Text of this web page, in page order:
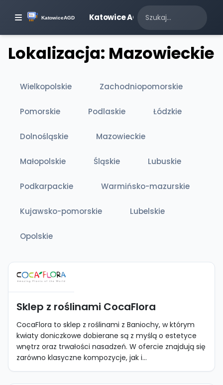
Katowice AGD
Lokalizacja: Mazowieckie
Wielkopolskie Zachodniopomorskie
Pomorskie Podlaskie Łódzkie
Dolnośląskie Mazowieckie
Małopolskie Śląskie Lubuskie
Podkarpackie Warmińsko-mazurskie
Kujawsko-pomorskie Lubelskie
Opolskie
Sklep z roślinami CocaFlora
CocaFlora to sklep z roślinami z Baniochy, w którym
kwiaty doniczkowe dobierane są z myślą o estetyce
wnętrz oraz trwałości nasadzeń. W ofercie znajdują się
zarówno klasyczne kompozycje, jak i...